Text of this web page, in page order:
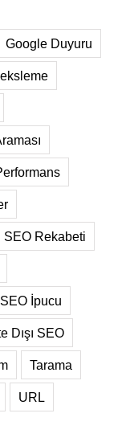
Google Duyuru
SEO Rekabeti
SEO İpucu
Dışı SEO
Tarama
URL